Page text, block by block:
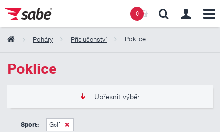
0
Poháry Příslušenství Poklice
Poklice
Upřesnit výběr
0 Kč
Sport: Golf
Obsah košíku